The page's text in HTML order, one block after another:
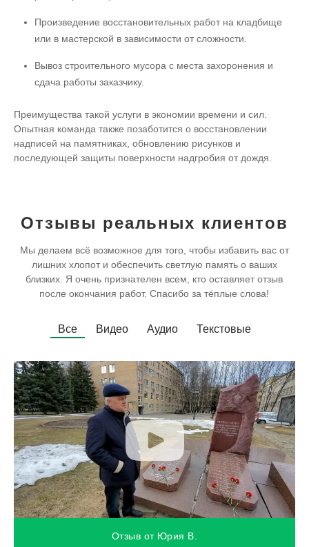
Произведение восстановительных работ на кладбище
или в мастерской в зависимости от сложности.
Вывоз строительного мусора с места захоронения и
сдача работы заказчику.
Преимущества такой услуги в экономии времени и сил.
Опытная команда также позаботится о восстановлении
надписей на памятниках, обновлению рисунков и
последующей защиты поверхности надгробия от дождя.
Отзывы реальных клиентов
Мы делаем всё возможное для того, чтобы избавить вас от
лишних хлопот и обеспечить светлую память о ваших
близких. Я очень признателен всем, кто оставляет отзыв
после окончания работ. Спасибо за тёплые слова!
Все Видео Аудио Текстовые
Отзыв от Юрия В.